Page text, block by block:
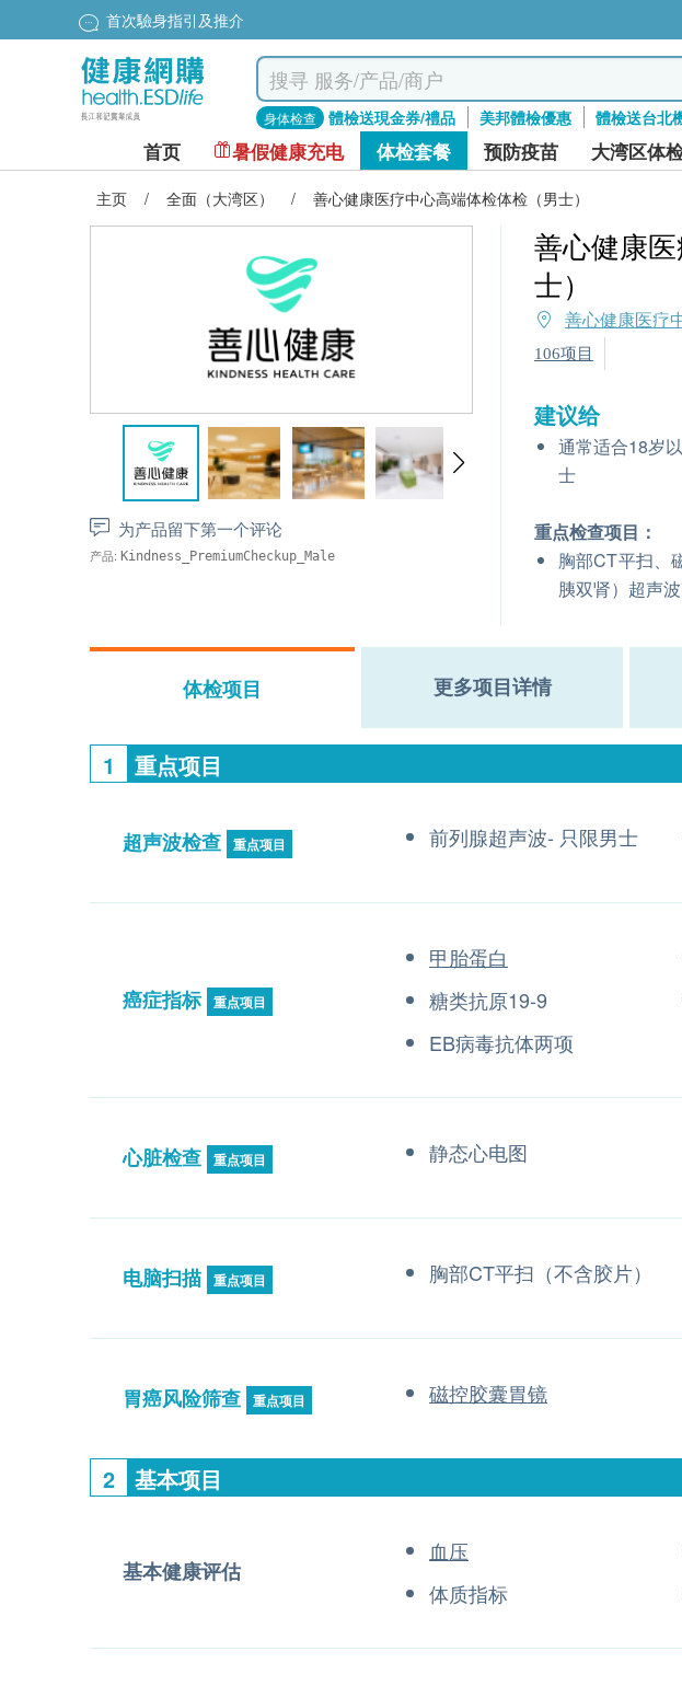
首次驗身指引及推介
身体检查 體檢送現金券/禮品 美邦體檢優惠 體檢送台北
首页 暑假健康充电 体检套餐 预防疫苗 大湾区体
主页 / 全面（大湾区） / 善心健康医疗中心高端体检体检（男士）
为产品留下第一个评论
产品: Kindness_PremiumCheckup_Male
善心健康
士）
善心健康医疗
106项目
建议给
通常适合18岁
士
重点检查项目：
胸部CT平扫、
胰双肾）超声
体检项目 更多项目详情
1 重点项目
超声波检查 重点项目 前列腺超声波- 只限男士
癌症指标 重点项目
甲胎蛋白
糖类抗原19-9
EB病毒抗体两项
心脏检查 重点项目 静态心电图
电脑扫描 重点项目 胸部CT平扫（不含胶片）
胃癌风险筛查 重点项目 磁控胶囊胃镜
2 基本项目
基本健康评估
血压
体质指标